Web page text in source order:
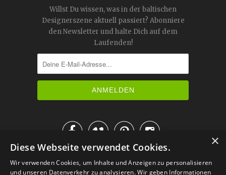
Willst Du wissen, was in der baltischen
Designerszene aktuell passiert? Abonniere
den Newsletter und halte Dich auf dem
Laufenden!

IM KATALOG BLÄTTERN
×
Diese Webseite verwendet Cookies.
Wir verwenden Cookies, um Inhalte und Anzeigen zu personalisieren
und unseren Datenverkehr zu analysieren. Wir geben Informationen